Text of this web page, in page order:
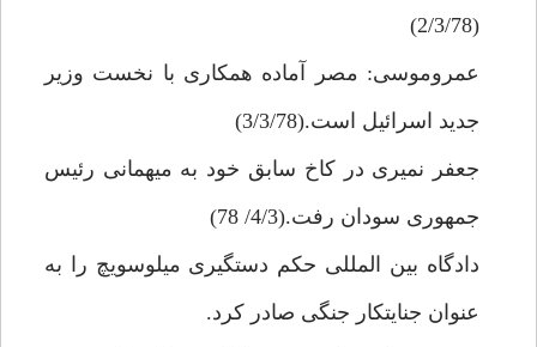
(2/3/78)
عمروموسى: مصر آماده همكارى با نخست وزير
جديد اسرائيل است.(3/3/78)
جعفر نميرى در كاخ سابق خود به ميهمانى رئيس
جمهورى سودان رفت.(4/3/ 78)
دادگاه بين المللى حكم دستگيرى ميلوسويچ را به
عنوان جنايتكار جنگى صادر كرد.